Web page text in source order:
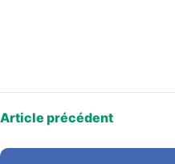
Article précédent